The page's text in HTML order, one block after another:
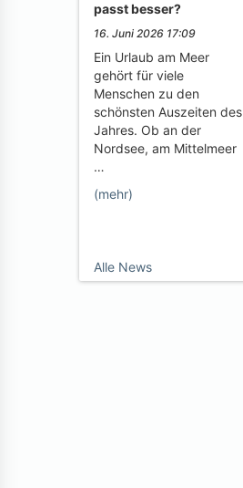
passt besser?
16. Juni 2026 17:09
Ein Urlaub am Meer
gehört für viele
Menschen zu den
schönsten Auszeiten des
Jahres. Ob an der
Nordsee, am Mittelmeer
…
(mehr)
Alle News